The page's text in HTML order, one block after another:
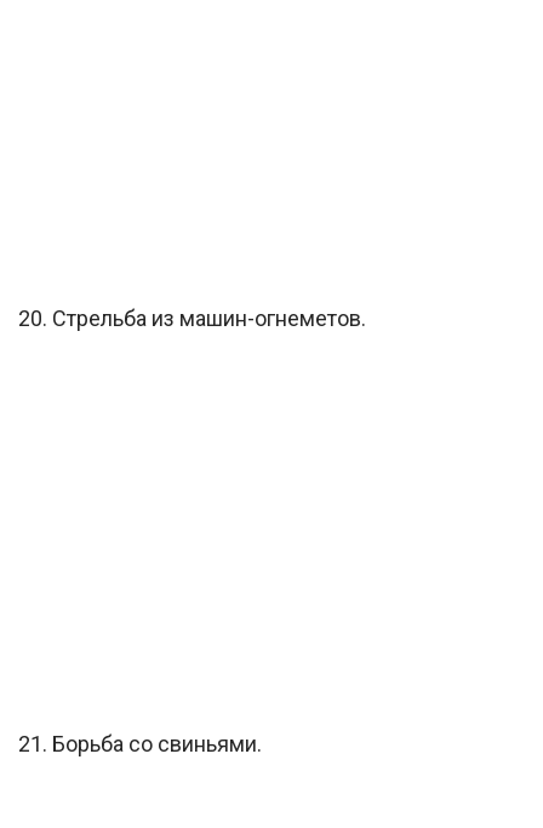
20. Стрельба из машин-огнеметов.
21. Борьба со свиньями.